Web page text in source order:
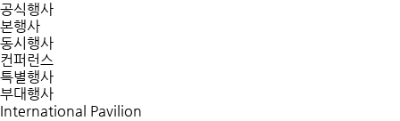
공식행사
본행사
동시행사
컨퍼런스
특별행사
부대행사
International Pavilion